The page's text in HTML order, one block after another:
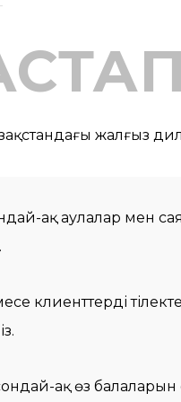
жалғыз
ақ аулалар мен
клиенттердің
ақ өз